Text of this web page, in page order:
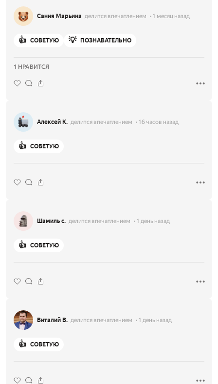
Сания Марьина делится впечатлением 1 месяц назад
👍 СОВЕТУЮ 💡 ПОЗНАВАТЕЛЬНО
1 НРАВИТСЯ
Алексей К. делится впечатлением 16 часов назад
👍 СОВЕТУЮ
Шамиль с. делится впечатлением 1 день назад
👍 СОВЕТУЮ
Виталий В. делится впечатлением 1 день назад
👍 СОВЕТУЮ